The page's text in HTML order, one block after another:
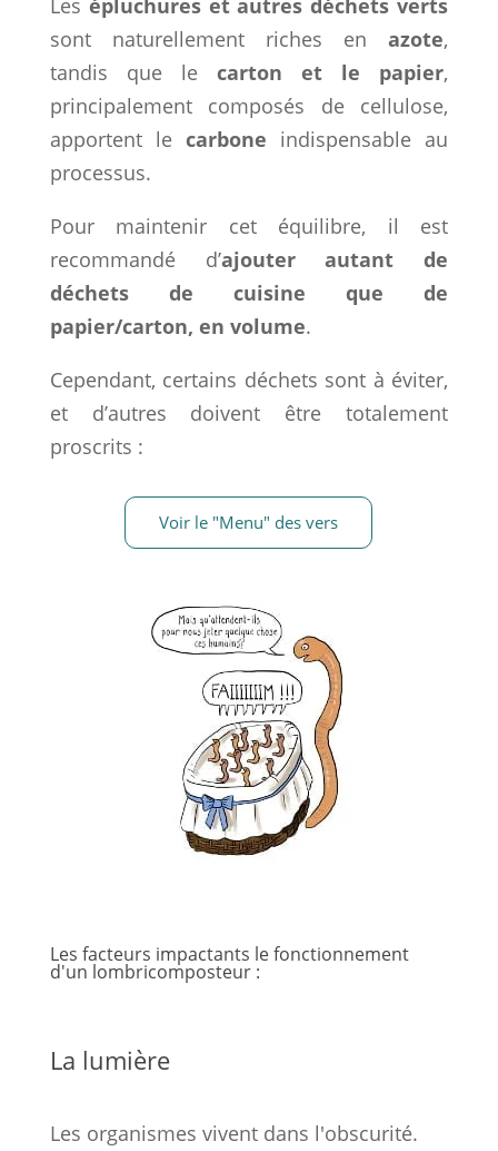
Les épluchures et autres déchets verts
sont naturellement riches enazote,
tandis que le carton et le papier,
principalement composés de cellulose,
apportent le carbone indispensable au
processus.
Pour maintenir cet équilibre, il est
recommandé d’ajouter autant de
déchets de cuisine que de
papier/carton, en volume.
Cependant, certains déchets sont à éviter,
et d’autres doivent être totalement
proscrits :
Voir le "Menu" des vers
Les facteurs impactants le fonctionnement
d'un lombricomposteur :
La lumière
Les organismes vivent dans l'obscurité.